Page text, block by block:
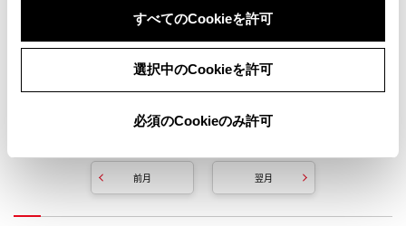
すべてのCookieを許可
選択中のCookieを許可
必須のCookieのみ許可
前月 翌月